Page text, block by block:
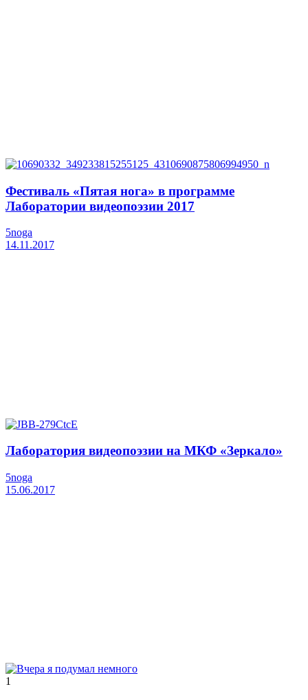
Фестиваль «Пятая нога» в программе
Лаборатории видеопоэзии 2017
5noga
14.11.2017
Лаборатория видеопоэзии на МКФ «Зеркало»
5noga
15.06.2017
1